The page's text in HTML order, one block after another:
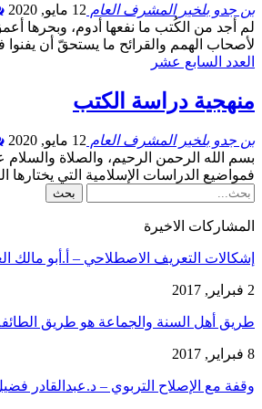
بن جدو بلخير المشرف العام 12 مايو, 2020
لم أجد من الكُتب ما نفعها أدوم، وبحرها
لأصحاب الهمم والقرائح ما يستحقّ أن
العدد السابع عشر
منهجية دراسة الكتب
بن جدو بلخير المشرف العام 12 مايو, 2020
بسم الله الرحمن الرحيم، والصلاة
فمواضيع الدراسات الإسلامية التي
المشاركات الاخيرة
إشكالات التعريف الاصطلاحي – أ.أبو مالك
2 فبراير, 2017
طريق أهل السنة والجماعة هو طريق
8 فبراير, 2017
وقفة مع الإصلاح التربوي – د.عبدالقادر